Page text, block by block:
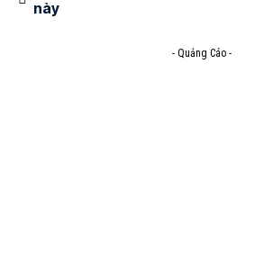
này
- Quảng Cáo -